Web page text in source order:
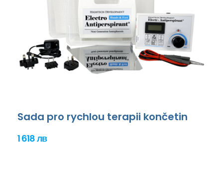
Sada pro rychlou terapii končetin
1 618 лв